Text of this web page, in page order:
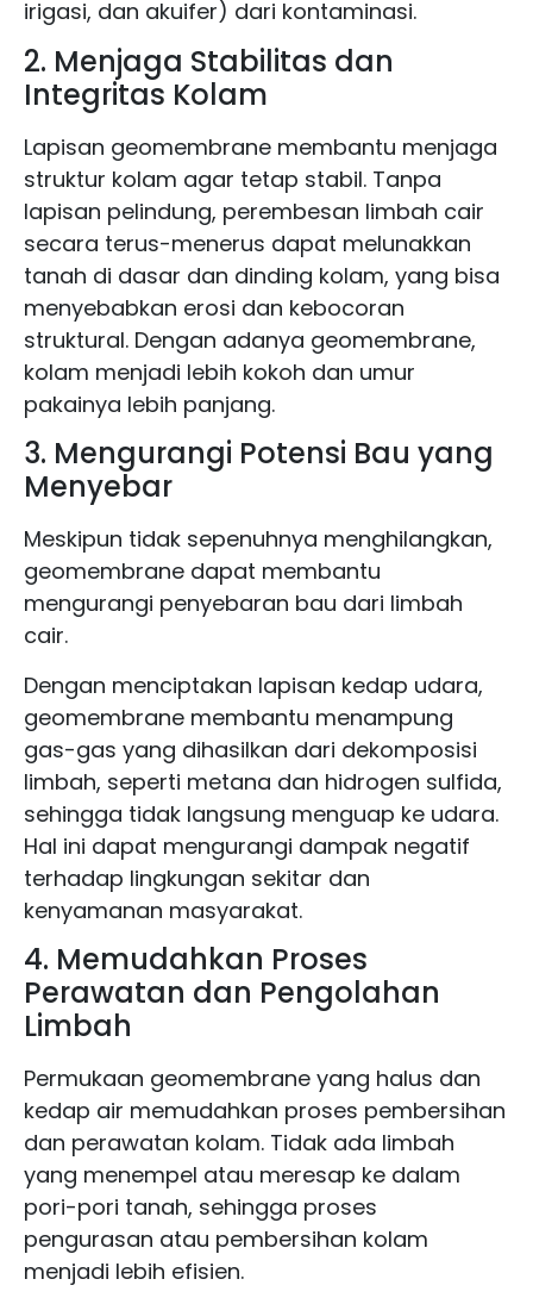
irigasi, dan akuifer) dari kontaminasi.
2. Menjaga Stabilitas dan
Integritas Kolam
Lapisan geomembrane membantu menjaga
struktur kolam agar tetap stabil. Tanpa
lapisan pelindung, perembesan limbah cair
secara terus-menerus dapat melunakkan
tanah di dasar dan dinding kolam, yang bisa
menyebabkan erosi dan kebocoran
struktural. Dengan adanya geomembrane,
kolam menjadi lebih kokoh dan umur
pakainya lebih panjang.
3. Mengurangi Potensi Bau yang
Menyebar
Meskipun tidak sepenuhnya menghilangkan,
geomembrane dapat membantu
mengurangi penyebaran bau dari limbah
cair.
Dengan menciptakan lapisan kedap udara,
geomembrane membantu menampung
gas-gas yang dihasilkan dari dekomposisi
limbah, seperti metana dan hidrogen sulfida,
sehingga tidak langsung menguap ke udara.
Hal ini dapat mengurangi dampak negatif
terhadap lingkungan sekitar dan
kenyamanan masyarakat.
4. Memudahkan Proses
Perawatan dan Pengolahan
Limbah
Permukaan geomembrane yang halus dan
kedap air memudahkan proses pembersihan
dan perawatan kolam. Tidak ada limbah
yang menempel atau meresap ke dalam
pori-pori tanah, sehingga proses
pengurasan atau pembersihan kolam
menjadi lebih efisien.